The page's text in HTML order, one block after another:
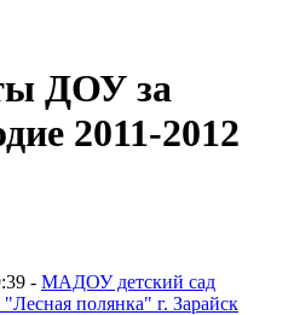
ДОУ за
2011-2012
- МАДОУ детский сад
полянка" г. Зарайск